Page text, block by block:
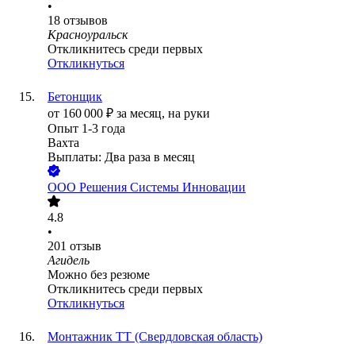
•
18 отзывов
Красноуральск
Откликнитесь среди первых
Откликнуться
Бетонщик
от 160 000 ₽ за месяц, на руки
Опыт 1-3 года
Вахта
Выплаты: Два раза в месяц
ООО Решения Системы Инновации
4.8
•
201 отзыв
Агидель
Можно без резюме
Откликнитесь среди первых
Откликнуться
Монтажник ТТ (Свердловская область)